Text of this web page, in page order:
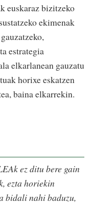
euskaraz bizitzeko
ekimenak
estrategia
elkarlanean gauzatu
horixe eskatzen
baina elkarrekin.
ez ditu bere gain
ezta horiekin
bidali nahi baduzu,